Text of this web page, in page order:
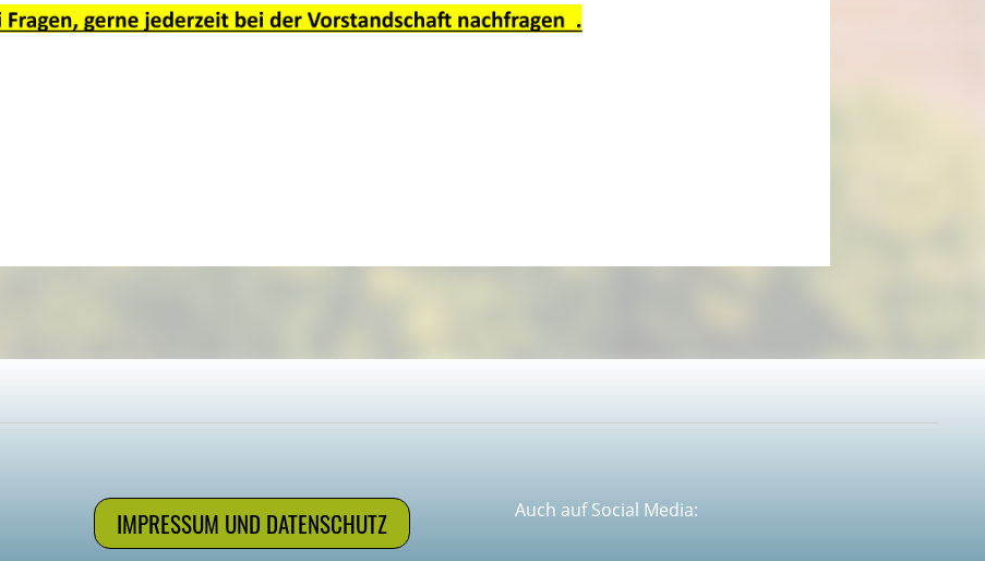
IMPRESSUM UND DATENSCHUTZ Auch auf Social Media: